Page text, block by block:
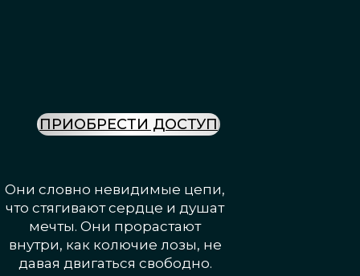
ПРИОБРЕСТИ ДОСТУП
Они словно невидимые цепи,
что стягивают сердце и душат
мечты. Они прорастают
внутри, как колючие лозы, не
давая двигаться свободно.